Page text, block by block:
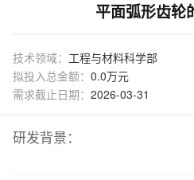
平面弧形齿轮
技术领域： 工程与材料科学部
拟投入总金额： 0.0万元
需求截止日期： 2026-03-31
研发背景：